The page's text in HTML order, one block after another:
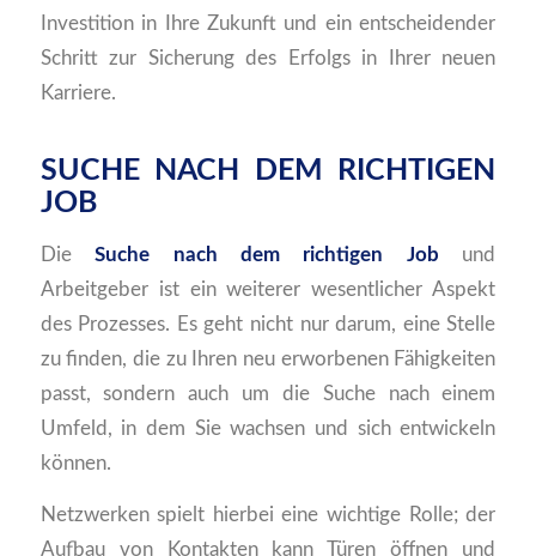
Investition in Ihre Zukunft und ein entscheidender
Schritt zur Sicherung des Erfolgs in Ihrer neuen
Karriere.
SUCHE NACH DEM RICHTIGEN
JOB
DieSuche nach dem richtigen Job und
Arbeitgeber ist ein weiterer wesentlicher Aspekt
des Prozesses. Es geht nicht nur darum, eine Stelle
zu finden, die zu Ihren neu erworbenen Fähigkeiten
passt, sondern auch um die Suche nach einem
Umfeld, in dem Sie wachsen und sich entwickeln
können.
Netzwerken spielt hierbei eine wichtige Rolle; der
Aufbau von Kontakten kann Türen öffnen und